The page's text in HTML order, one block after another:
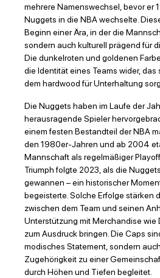
mehrere Namenswechsel, bevor er
Nuggets in die NBA wechselte.
Beginn einer Ära, in der die
sondern auch kulturell prägend für
Die dunkelroten und goldenen
die Identität eines Teams wider,
dem hardwood für Unterhaltung
Die Nuggets haben im Laufe der
herausragende Spieler
einem festen Bestandteil der NBA
den 1980er-Jahren und ab 2004
Mannschaft als regelmäßiger
Triumph folgte 2023, als die
gewannen – ein historischer
begeisterte. Solche Erfolge stärken
zwischen dem Team und seinen
Unterstützung mit Merchandise wie
zum Ausdruck bringen. Die Caps
modisches Statement, sondern
Zugehörigkeit zu einer
durch Höhen und Tiefen begleitet.